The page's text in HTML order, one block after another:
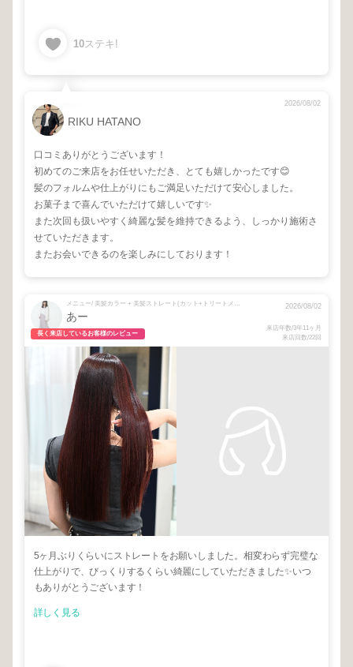
10ステキ!
RIKU HATANO
2026/08/02
口コミありがとうございます！
初めてのご来店をお任せいただき、とても嬉しかったです😊
髪のフォルムや仕上がりにもご満足いただけて安心しました。
お菓子まで喜んでいただけて嬉しいです✨
また次回も扱いやすく綺麗な髪を維持できるよう、しっかり施術さ
せていただきます。
またお会いできるのを楽しみにしております！
メニュー/ 美髪カラー + 美髪ストレート(カット+トリートメント込)
あー
長く来店しているお客様のレビュー
2026/08/02
来店年数/3年11ヶ月
来店回数/22回
5ヶ月ぶりくらいにストレートをお願いしました。相変わらず完璧な
仕上がりで、びっくりするくらい綺麗にしていただきました✨いつ
もありがとうございます！
詳しく見る